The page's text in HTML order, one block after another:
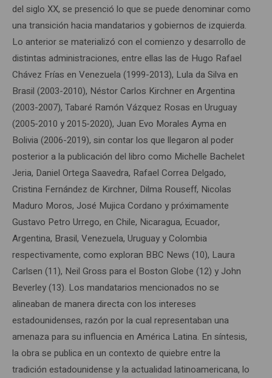
del siglo XX, se presenció lo que se puede denominar como
una transición hacia mandatarios y gobiernos de izquierda.
Lo anterior se materializó con el comienzo y desarrollo de
distintas administraciones, entre ellas las de Hugo Rafael
Chávez Frías en Venezuela (1999-2013), Lula da Silva en
Brasil (2003-2010), Néstor Carlos Kirchner en Argentina
(2003-2007), Tabaré Ramón Vázquez Rosas en Uruguay
(2005-2010 y 2015-2020), Juan Evo Morales Ayma en
Bolivia (2006-2019), sin contar los que llegaron al poder
posterior a la publicación del libro como Michelle Bachelet
Jeria, Daniel Ortega Saavedra, Rafael Correa Delgado,
Cristina Fernández de Kirchner, Dilma Rouseff, Nicolas
Maduro Moros, José Mujica Cordano y próximamente
Gustavo Petro Urrego, en Chile, Nicaragua, Ecuador,
Argentina, Brasil, Venezuela, Uruguay y Colombia
respectivamente, como exploran BBC News (10), Laura
Carlsen (11), Neil Gross para el Boston Globe (12) y John
Beverley (13). Los mandatarios mencionados no se
alineaban de manera directa con los intereses
estadounidenses, razón por la cual representaban una
amenaza para su influencia en América Latina. En síntesis,
la obra se publica en un contexto de quiebre entre la
tradición estadounidense y la actualidad latinoamericana, lo